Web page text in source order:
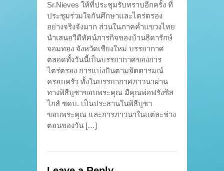
Sr.Nieves ให้ที่ประชุมรับทราบอีกครั้ง ที่
ประชุมร่วมใจกันศึกษาและไตร่ตรอง
อย่างจริงจังมาก ส่วนในภาคค่ำแขวงไทย
นำเสนอวีดีทัศน์ภารกิจของบ้านธิดารักษ์
จอมทอง จังหวัดเชียงใหม่ บรรยากาศ
ตลอดทั้งวันนี้เป็นบรรยากาศของการ
ไตร่ตรอง การแบ่งปันตามจิตตารมณ์
ครอบครัว ทั้งในบรรยากาศภาวนาผ่าน
ทางพิธีบูชาขอบพระคุณ มีคุณพ่อฟรังซิส
ไกส์ ซดบ. เป็นประธานในพิธีบูชา
ขอบพระคุณ และการภาวนาในแต่ละช่วง
ตอนของวัน […]